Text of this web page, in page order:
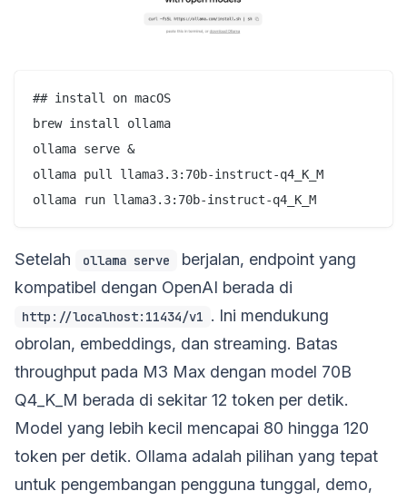
## install on macOS
brew install ollama
ollama serve &
ollama pull llama3.3:70b-instruct-q4_K_M
Setelah ollama serve
berjalan, endpoint yang
kompatibel dengan OpenAI berada di
http://localhost:11434/v1 . Ini mendukung
obrolan, embeddings, dan streaming. Batas
throughput pada M3 Max dengan model 70B
Q4_K_M berada di sekitar 12 token per detik.
Model yang lebih kecil mencapai 80 hingga 120
token per detik. Ollama adalah pilihan yang tepat
untuk pengembangan pengguna tunggal, demo,